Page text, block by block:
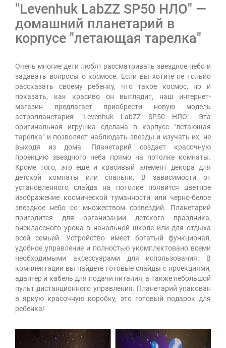
"Levenhuk LabZZ SP50 НЛО" —
домашний планетарий в
корпусе "летающая тарелка"
Очень многие дети любят рассматривать звездное небо и
задавать вопросы о космосе. Если вы хотите не только
рассказать своему ребенку, что такое космос, но и
показать, как красиво он выглядит, наш интернет-
магазин предлагает приобрести новую модель
астропланетария "Levenhuk LabZZ SP50 НЛО". Эта
оригинальная игрушка сделана в корпусе "летающая
тарелка" и позволяет наблюдать звезды и изучать их, не
выходя из дома. Планетарий создает красочную
проекцию звездного неба прямо на потолке комнаты.
Кроме того, это еще и красивый элемент декора для
детской комнаты или спальни. В зависимости от
установленного слайда на потолке появится цветное
изображение космической туманности или черно-белое
звездное небо со множеством созвездий. Планетарий
пригодится для организации детского праздника,
внеклассного урока в начальной школе или для отдыха
всей семьей. Устройство имеет богатый функционал,
удобное управление и полностью укомплектовано всеми
необходимыми аксессуарами для использования. В
комплектации вы найдете готовые слайды с проекциями,
адаптер и кабель для подачи питания, а также небольшой
пульт дистанционного управления. Планетарий упакован
в яркую красочную коробку, это готовый подарок для
ребенка!